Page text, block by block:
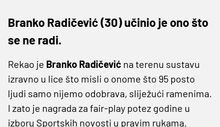
Branko Radičević (30) učinio je ono što
se ne radi.
Rekao je Branko Radičević na terenu sustavu
izravno u lice što misli o onome što 95 posto
ljudi samo nijemo odobrava, sliježući ramenima.
I zato je nagrada za fair-play potez godine u
izboru Sportskih novosti u pravim rukama.